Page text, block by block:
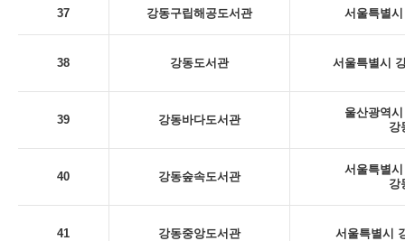
37 강동구립해공도서관 서울특별
38 강동도서관 서울특별시
39 강동바다도서관
울산광역
강
40 강동숲속도서관
서울특별
강
41 강동중앙도서관 서울특별시